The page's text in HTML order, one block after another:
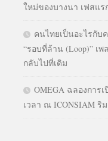
ใหม่ของบางนา เฟสแ
คนไทยเป็นอะไรกับค
“รอบที่ล้าน (Loop)” เ
กลับไปที่เดิม
OMEGA ฉลองการ
เวลา ณ ICONSIAM ริ